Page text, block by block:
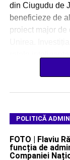
din Ciugudu de
beneficieze de
proiect major de
POLITICĂ
FOTO | Flaviu
funcția de
Companiei